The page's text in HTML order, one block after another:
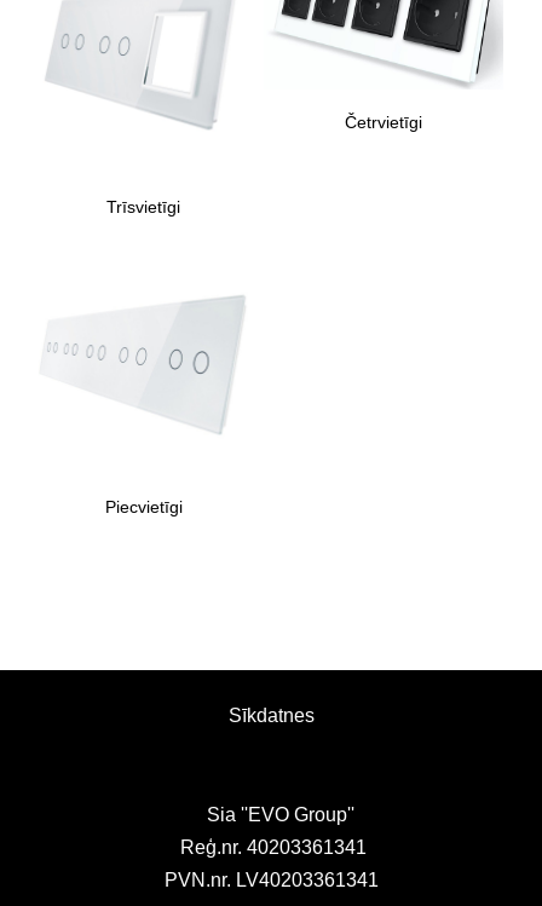
Trīsvietīgi
Četrvietīgi
Piecvietīgi
Sīkdatnes
Sia ''EVO Group''
Reģ.nr. 40203361341
PVN.nr. LV40203361341